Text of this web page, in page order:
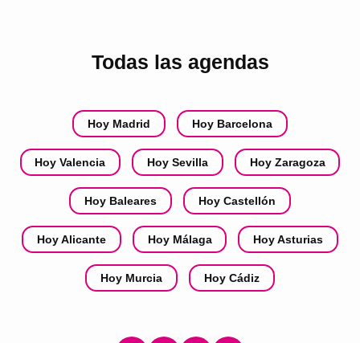
Todas las agendas
Hoy Madrid Hoy Barcelona
Hoy Valencia Hoy Sevilla Hoy Zaragoza
Hoy Baleares Hoy Castellón
Hoy Alicante Hoy Málaga Hoy Asturias
Hoy Murcia Hoy Cádiz